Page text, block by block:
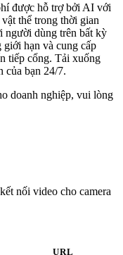
được hỗ trợ bởi AI với
thể trong thời gian
người dùng trên bất kỳ
giới hạn và cung cấp
tiếp cổng. Tải xuống
của bạn 24/7.
doanh nghiệp, vui lòng
nối video cho camera
URL